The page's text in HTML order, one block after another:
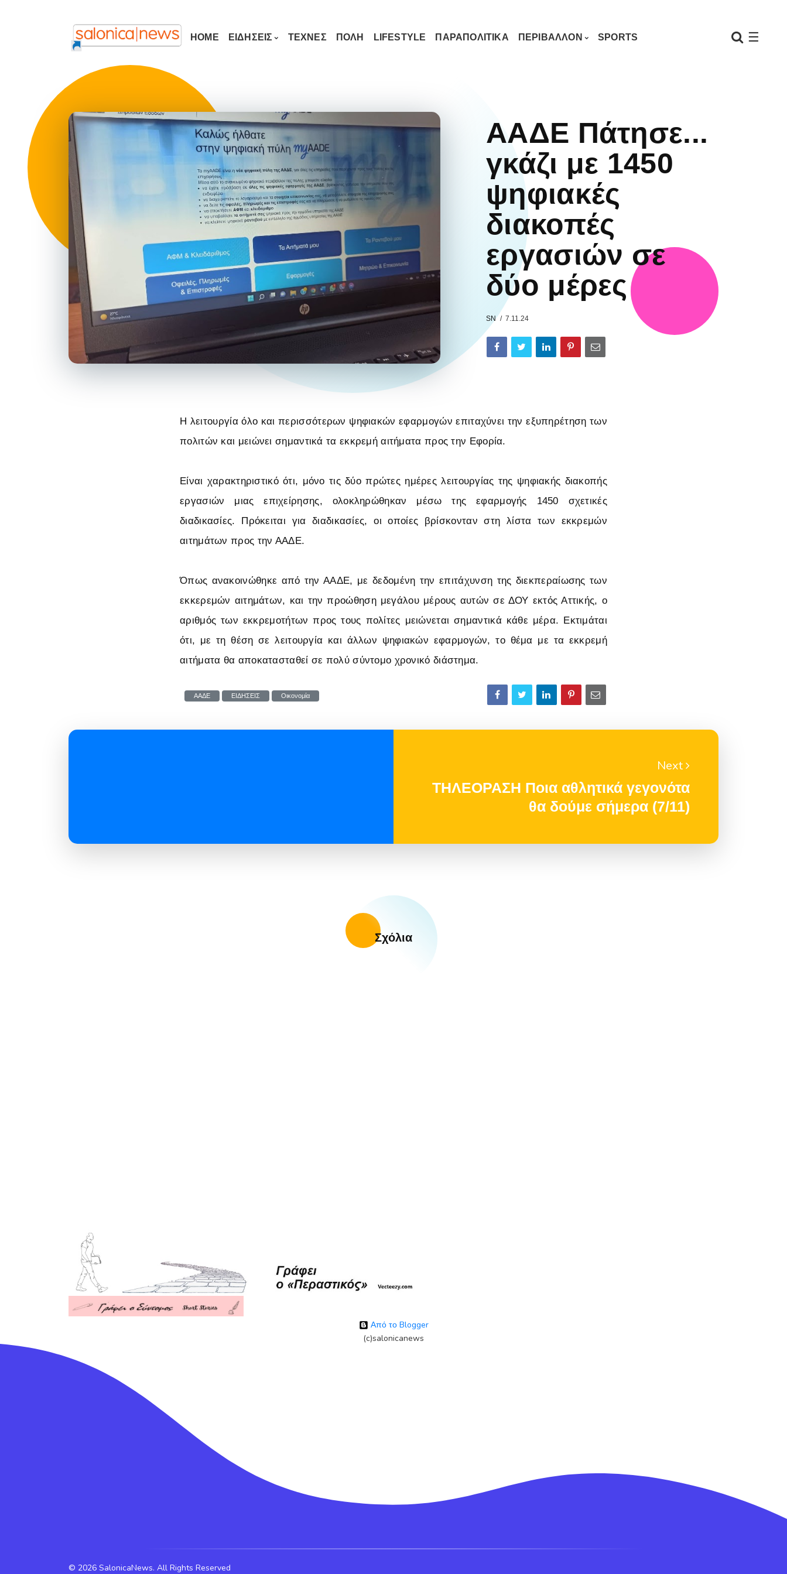
☰
HOME ΕΙΔΗΣΕΙΣ ΤΕΧΝΕΣ ΠΟΛΗ LIFESTYLE ΠΑΡΑΠΟΛΙΤΙΚΑ ΠΕΡΙΒΑΛΛΟΝ SPORTS
ΑΑΔΕ Πάτησε...
γκάζι με 1450
ψηφιακές
διακοπές
εργασιών σε
δύο μέρες
SN 7.11.24
Η λειτουργία όλο και περισσότερων ψηφιακών εφαρμογών επιταχύνει την εξυπηρέτηση των
πολιτών και μειώνει σημαντικά τα εκκρεμή αιτήματα προς την Εφορία.
Είναι χαρακτηριστικό ότι, μόνο τις δύο πρώτες ημέρες λειτουργίας της ψηφιακής διακοπής
εργασιών μιας επιχείρησης, ολοκληρώθηκαν μέσω της εφαρμογής 1450 σχετικές
διαδικασίες. Πρόκειται για διαδικασίες, οι οποίες βρίσκονταν στη λίστα των εκκρεμών
αιτημάτων προς την ΑΑΔΕ.
Όπως ανακοινώθηκε από την ΑΑΔΕ, με δεδομένη την επιτάχυνση της διεκπεραίωσης των
εκκερεμών αιτημάτων, και την προώθηση μεγάλου μέρους αυτών σε ΔΟΥ εκτός Αττικής, ο
αριθμός των εκκρεμοτήτων προς τους πολίτες μειώνεται σημαντικά κάθε μέρα. Εκτιμάται
ότι, με τη θέση σε λειτουργία και άλλων ψηφιακών εφαρμογών, το θέμα με τα εκκρεμή
αιτήματα θα αποκατασταθεί σε πολύ σύντομο χρονικό διάστημα.
ΑΑΔΕ ΕΙΔΗΣΕΙΣ Οικονομία
Next
ΤΗΛΕΟΡΑΣΗ Ποια αθλητικά γεγονότα
θα δούμε σήμερα (7/11)
Σχόλια
Από το Blogger
(c)salonicanews
© 2026 SalonicaNews. All Rights Reserved